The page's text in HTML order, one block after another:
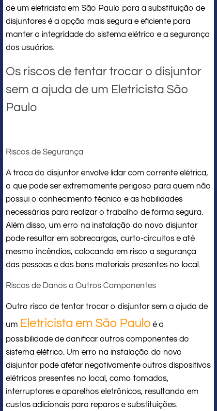
de um eletricista em São Paulo para a substituição de
disjuntores é a opção mais segura e eficiente para
manter a integridade do sistema elétrico e a segurança
dos usuários.
Os riscos de tentar trocar o disjuntor
sem a ajuda de um Eletricista São
Paulo
Riscos de Segurança
A troca do disjuntor envolve lidar com corrente elétrica,
o que pode ser extremamente perigoso para quem não
possui o conhecimento técnico e as habilidades
necessárias para realizar o trabalho de forma segura.
Além disso, um erro na instalação do novo disjuntor
pode resultar em sobrecargas, curto-circuitos e até
mesmo incêndios, colocando em risco a segurança
das pessoas e dos bens materiais presentes no local.
Riscos de Danos a Outros Componentes
Outro risco de tentar trocar o disjuntor sem a ajuda de
um Eletricista em São Paulo é a
possibilidade de danificar outros componentes do
sistema elétrico. Um erro na instalação do novo
disjuntor pode afetar negativamente outros dispositivos
elétricos presentes no local, como tomadas,
interruptores e aparelhos eletrônicos, resultando em
custos adicionais para reparos e substituições.